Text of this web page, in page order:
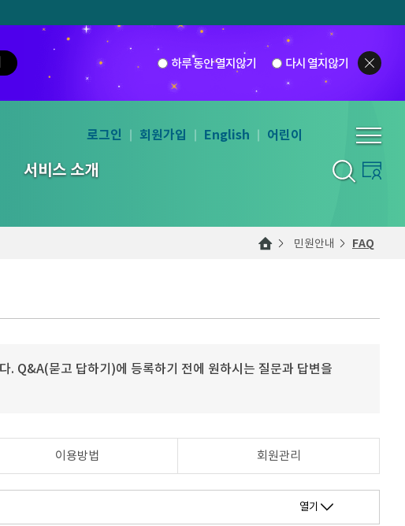
하루 동안 열지않기 다시 열지않기
서비스 소개
로그인 회원가입 English 어린이
민원안내 FAQ
. Q&A(묻고 답하기)에 등록하기 전에 원하시는 질문과 답변을
이용방법 회원관리
열기